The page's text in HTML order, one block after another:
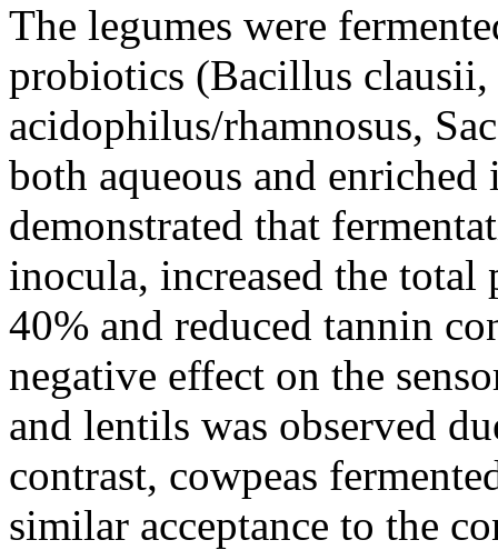
The legumes were
probiotics (Bacillus
acidophilus/rhamnosus,
both aqueous and
demonstrated that
inocula, increased the
40% and reduced tannin
negative effect on the
and lentils was observed
contrast, cowpeas
similar acceptance to the